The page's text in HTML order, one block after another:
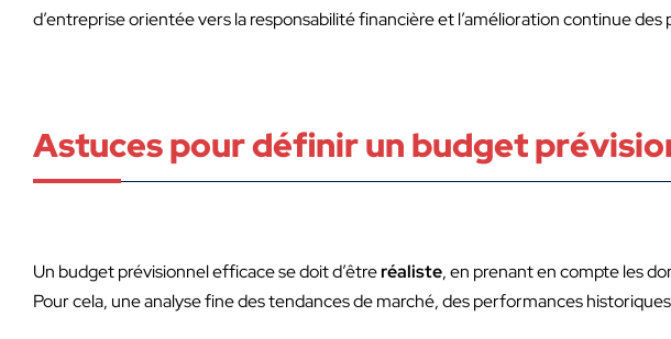
d’entreprise orientée vers la responsabilité financière et l’amélioration continue
Astuces pour définir un budget
Un budget prévisionnel efficace se doit d’êtreréaliste, en prenant en compte les
Pour cela, une analyse fine des tendances de marché, des performances